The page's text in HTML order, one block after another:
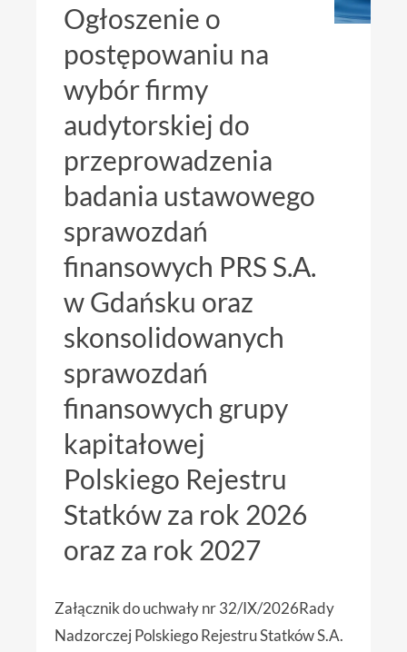
Ogłoszenie o
postępowaniu na
wybór firmy
audytorskiej do
przeprowadzenia
badania ustawowego
sprawozdań
finansowych PRS S.A.
w Gdańsku oraz
skonsolidowanych
sprawozdań
finansowych grupy
kapitałowej
Polskiego Rejestru
Statków za rok 2026
oraz za rok 2027
Załącznik do uchwały nr 32/IX/2026Rady
Nadzorczej Polskiego Rejestru Statków S.A.